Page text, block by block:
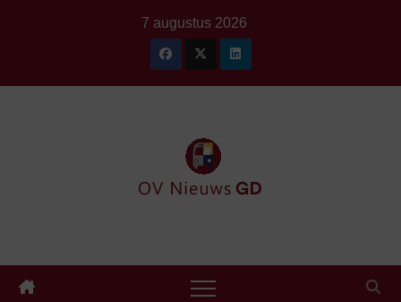
7 augustus 2026